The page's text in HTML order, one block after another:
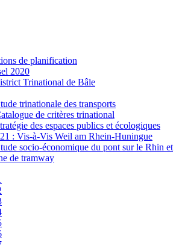
de planification
2020
Trinational de Bâle
trinationale des transports
de critères trinational
des espaces publics et écologiques
: Vis-à-Vis Weil am Rhein-Huningue
socio-économique du pont sur le Rhin et
de tramway